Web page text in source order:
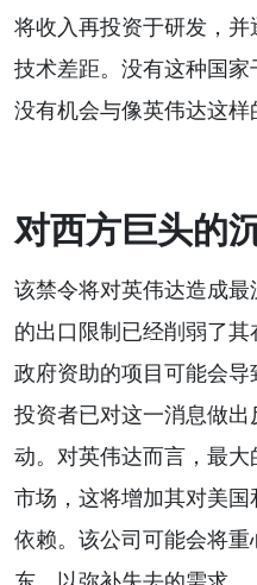
将收入再投资于研发，
技术差距。没有这种国
没有机会与像英伟达这样
对西方巨头的
该禁令将对英伟达造成
的出口限制已经削弱了
政府资助的项目可能会导
投资者已对这一消息做
动。对英伟达而言，最
市场，这将增加其对美
依赖。该公司可能会将